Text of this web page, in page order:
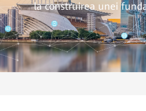
la construirea unei